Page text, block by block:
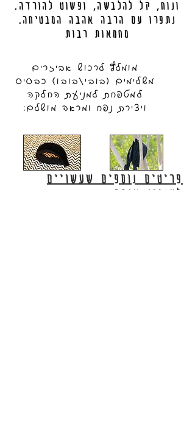
.ונוח, קל להלבשה, ופשוט להורדה
.נתפרו עם הרבה אהבה המבטיחה
מחמאות רבות
מומלץ לרכוש אביזרים
משלימים (בובי/בובו) כבסיס
למטפחת למניעת החלקה
ויצירת נפח ומראה מושלם:
פריטים נוספים שעשויים